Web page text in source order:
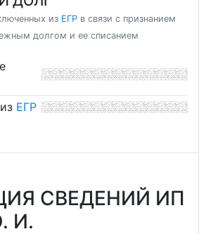
из ЕГР в связи с признанием
долгом и ее списанием
ЕГР
СВЕДЕНИЙ ИП
И.